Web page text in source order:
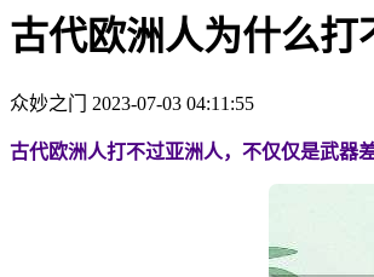
古代欧洲人为什么
众妙之门 2023-07-03 04:11:55
古代欧洲人打不过亚洲人，不仅仅是武器